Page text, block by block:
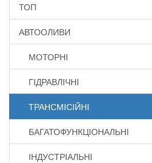
ТОП
АВТООЛИВИ
МОТОРНІ
ГІДРАВЛІЧНІ
ТРАНСМІСІЙНІ
БАГАТОФУНКЦІОНАЛЬНІ
ІНДУСТРІАЛЬНІ